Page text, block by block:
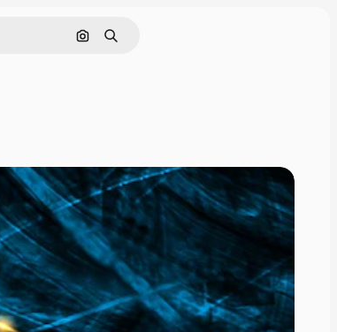
Cerca per immagine
Ricerca